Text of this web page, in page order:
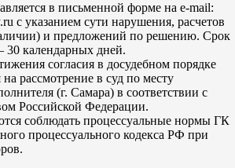
в письменной форме на e-mail:
с указанием сути нарушения, расчетов
и предложений по решению. Срок
30 календарных дней.
согласия в досудебном порядке
на рассмотрение в суд по месту
(г. Самара) в соответствии с
Российской Федерации.
соблюдать процессуальные нормы ГК
процессуального кодекса РФ при